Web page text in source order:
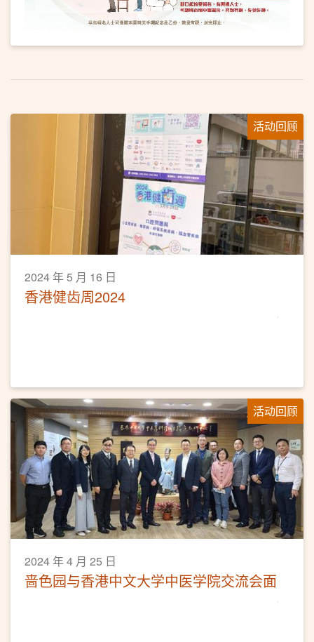
活动回顾
2024 年 5 月 16 日
香港健齿周2024
活动回顾
2024 年 4 月 25 日
啬色园与香港中文大学中医学院交流会面